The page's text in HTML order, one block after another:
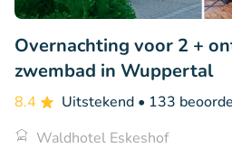
Overnachting voor 2 +
zwembad in Wuppertal
8.4 Uitstekend • 133
Waldhotel Eskeshof